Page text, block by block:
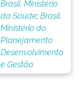
Brasil. Ministério
da Saúde;Brasil.
Ministério do
Planejamento
Desenvolvimento
e Gestão